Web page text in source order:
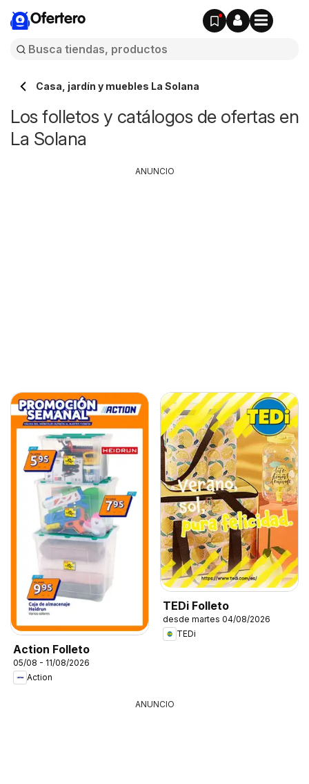
Ofertero
Casa, jardín y muebles La Solana
Los folletos y catálogos de ofertas en
La Solana
Action Folleto
05/08 - 11/08/2026
Action
TEDi Folleto
desde martes 04/08/2026
TEDi
ANUNCIO
ANUNCIO